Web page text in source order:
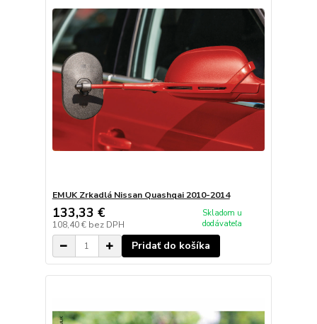
EMUK Zrkadlá Nissan Quashqai 2010-2014
133,33 €
108,40 € bez DPH
Skladom u
dodávateľa
Pridať do košíka